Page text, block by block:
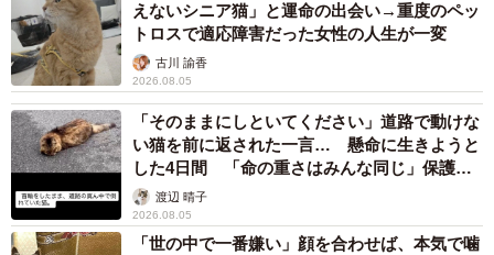
からない状態だった／カノンアニマルレスキューさん
（@canon.animal.rescue）提供
カノンアニマルレスキューの新田さんは、障がいを持った
子や家族が見つかりにくい子を引き取り、個人で保護活動
をしています。この犬に初めて会った時の印象について、
新田さんは「泥と排泄物で固まった毛玉に全身を覆われ、
どこに目があるのかさえ分からない"異様な塊"のような姿で
した」と振り返ります。
えないシニア猫」と運命の出会い→重度のペッ
トロスで適応障害だった女性の人生が一変
古川 諭香
2026.08.05
「そのままにしといてください」道路で動けな
い猫を前に返された一言… 懸命に生きようと
した4日間 「命の重さはみんな同じ」保護団
体代表の訴え
渡辺 晴子
2026.08.05
「世の中で一番嫌い」顔を合わせば、本気で噛